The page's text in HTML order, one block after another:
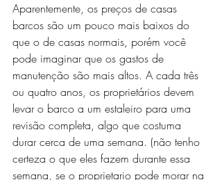
Aparentemente, os preços de casas
barcos são um pouco mais baixos do
que o de casas normais, porém você
pode imaginar que os gastos de
manutenção são mais altos. A cada três
ou quatro anos, os proprietários devem
levar o barco a um estaleiro para uma
revisão completa, algo que costuma
durar cerca de uma semana. (não tenho
certeza o que eles fazem durante essa
semana, se o proprietario pode morar na